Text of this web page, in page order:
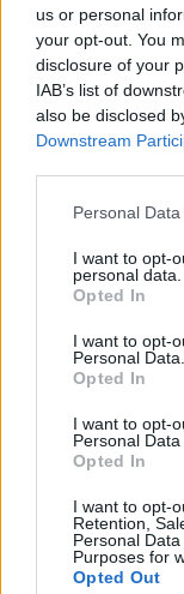
us or personal
your opt-out. You
disclosure of your
IAB’s list of
also be disclosed
Downstream
Personal
I want to opt-
personal data.
Opted In
I want to opt-
Personal Data.
Opted In
I want to opt-
Personal Data
Opted In
I want to opt-
Retention,
Personal
Purposes for
Opted Out
Huber István
a Budapesti
ben fennálló
KEDVES
A keresett
tartozik,
regisztrációhoz
Az előfizetés a
Portfolio.hu
Kötéslisták:
kötéslistái